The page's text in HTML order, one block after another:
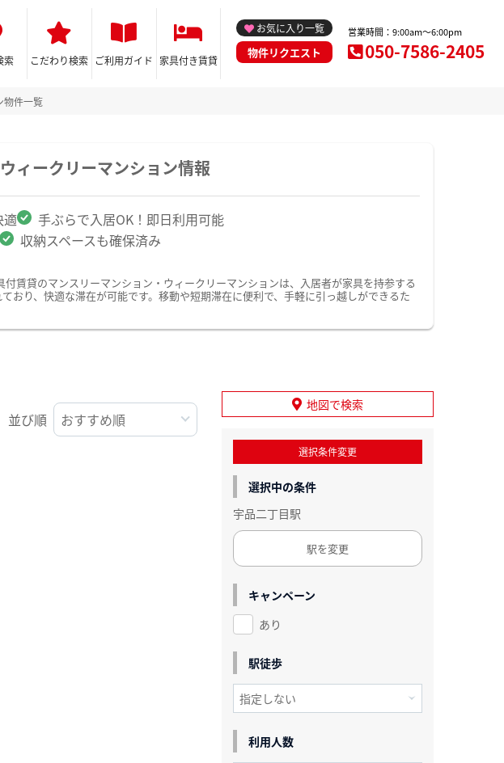
索 こだわり検索 ご利用ガイド 家具付き賃貸
お気に入り一覧
物件リクエスト
営業時間：9:00am～6:00pm
050-7586-2405
物件一覧
ィークリーマンション情報
適
手ぶらで入居OK！即日利用可能
収納スペースも確保済み
賃貸のマンスリーマンション・ウィークリーマンションは、入居者が家具を持参する
おり、快適な滞在が可能です。移動や短期滞在に便利で、手軽に引っ越しができるた
並び順
地図で検索
選択条件変更
選択中の条件
宇品二丁目駅
駅を変更
キャンペーン
あり
駅徒歩
利用人数